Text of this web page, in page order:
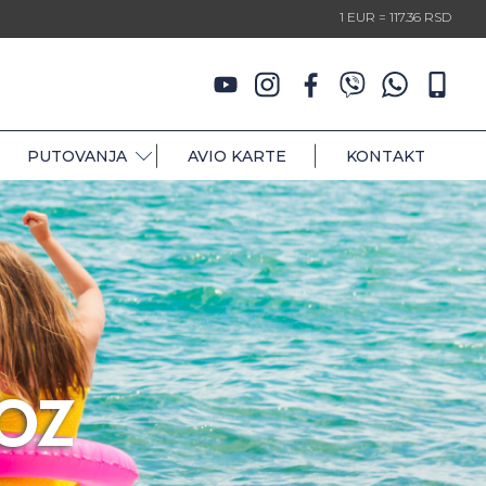
1 EUR = 117.36 RSD
PUTOVANJA AVIO KARTE KONTAKT